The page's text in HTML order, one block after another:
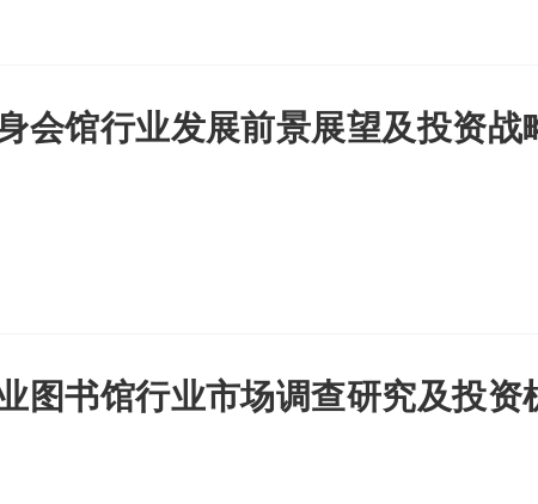
馆行业发展前景展望及投资战
书馆行业市场调查研究及投资